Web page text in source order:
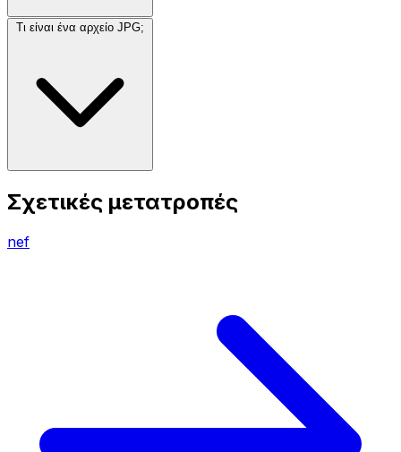
Τι είναι ένα αρχείο JPG;
Σχετικές μετατροπές
nef